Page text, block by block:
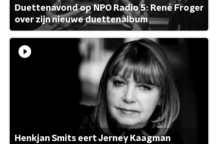
Duettenavond op NPO Radio 5: René Froger
over zijn nieuwe duettenalbum
Henkjan Smits eert Jerney Kaagman